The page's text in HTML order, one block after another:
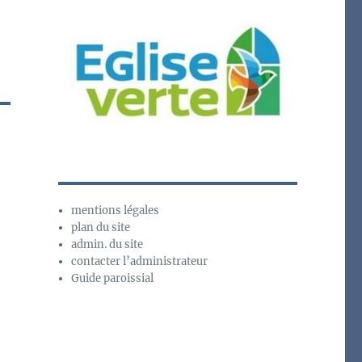
mentions légales
plan du site
admin. du site
contacter l’administrateur
Guide paroissial